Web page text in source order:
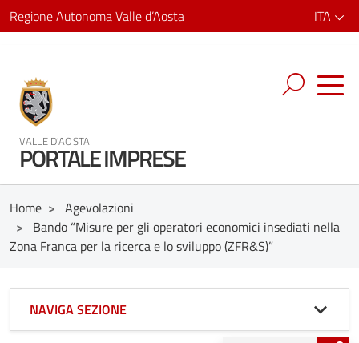
Regione Autonoma Valle d’Aosta ITA
VALLE D'AOSTA
PORTALE IMPRESE
Home > Agevolazioni
> Bando “Misure per gli operatori economici insediati nella
Zona Franca per la ricerca e lo sviluppo (ZFR&S)”
NAVIGA SEZIONE